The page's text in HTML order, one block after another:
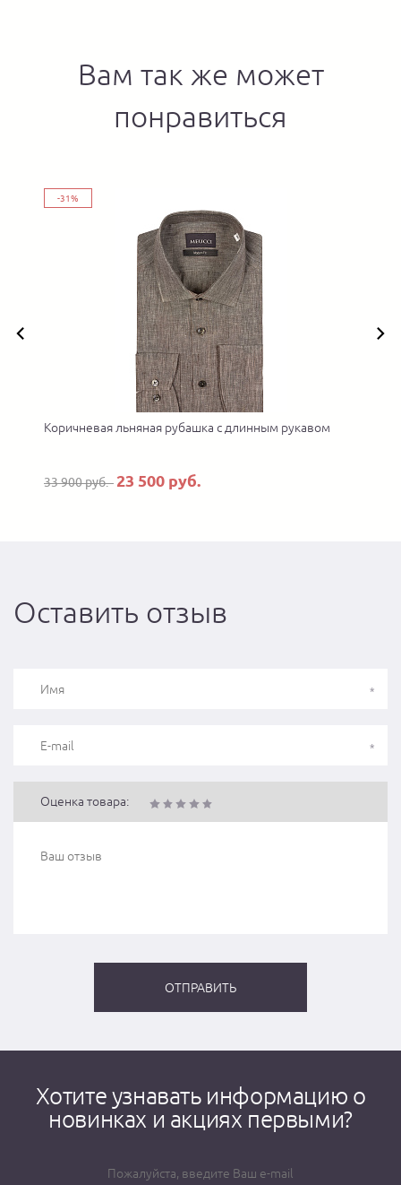
Вам так же может
понравиться
-31%
Коричневая льняная рубашка с длинным рукавом
33 900 руб. 23 500 руб.
Оставить отзыв
Оценка товара:
Хотите узнавать информацию о
новинках и акциях первыми?